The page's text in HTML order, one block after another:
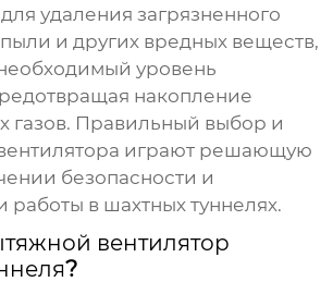
удаления загрязненного
и других вредных веществ,
уровень
накопление
газов. Правильный выбор и
играют решающую
безопасности и
работы в шахтных туннелях.
вентилятор
?